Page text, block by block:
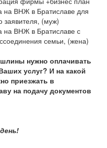
на ВНЖ в Братиславе для
заявителя, (муж)
на ВНЖ в Братиславе с
семьи, (жена)
нужно оплачивать
услуг? И на какой
приезжать в
на подачу документов